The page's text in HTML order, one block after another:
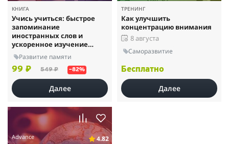
КНИГА
Учись учиться: быстрое
запоминание
иностранных слов и
ускоренное изучение
иностранного языка
Развитие памяти
99 ₽ 549 ₽ –82%
Далее
ТРЕНИНГ
Как улучшить
концентрацию внимания
8 августа
Саморазвитие
Бесплатно
Далее
Advance
4.82